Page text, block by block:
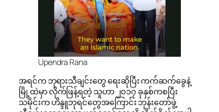
Upendra Rana
အရင်က ဘုရားသီချင်းတွေ ရေးဆိုပြီး ကက်ဆက်ခွေနဲ့
မြို့ထဲမှာ လိုက်ဖြန့်ရတဲ့ သူဟာ ၂၀၁၇ ခုနှစ်ကစပြီး
သမိုင်းက ဟိန္ဒူဘုရင်တွေအကြောင်း ဘုန်းတော်ဖွဲ့